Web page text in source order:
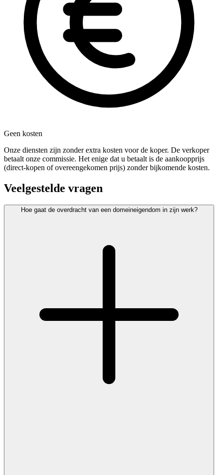
Geen kosten
Onze diensten zijn zonder extra kosten voor de koper. De verkoper
betaalt onze commissie. Het enige dat u betaalt is de aankoopprijs
(direct-kopen of overeengekomen prijs) zonder bijkomende kosten.
Veelgestelde vragen
Hoe gaat de overdracht van een domeineigendom in zijn werk?